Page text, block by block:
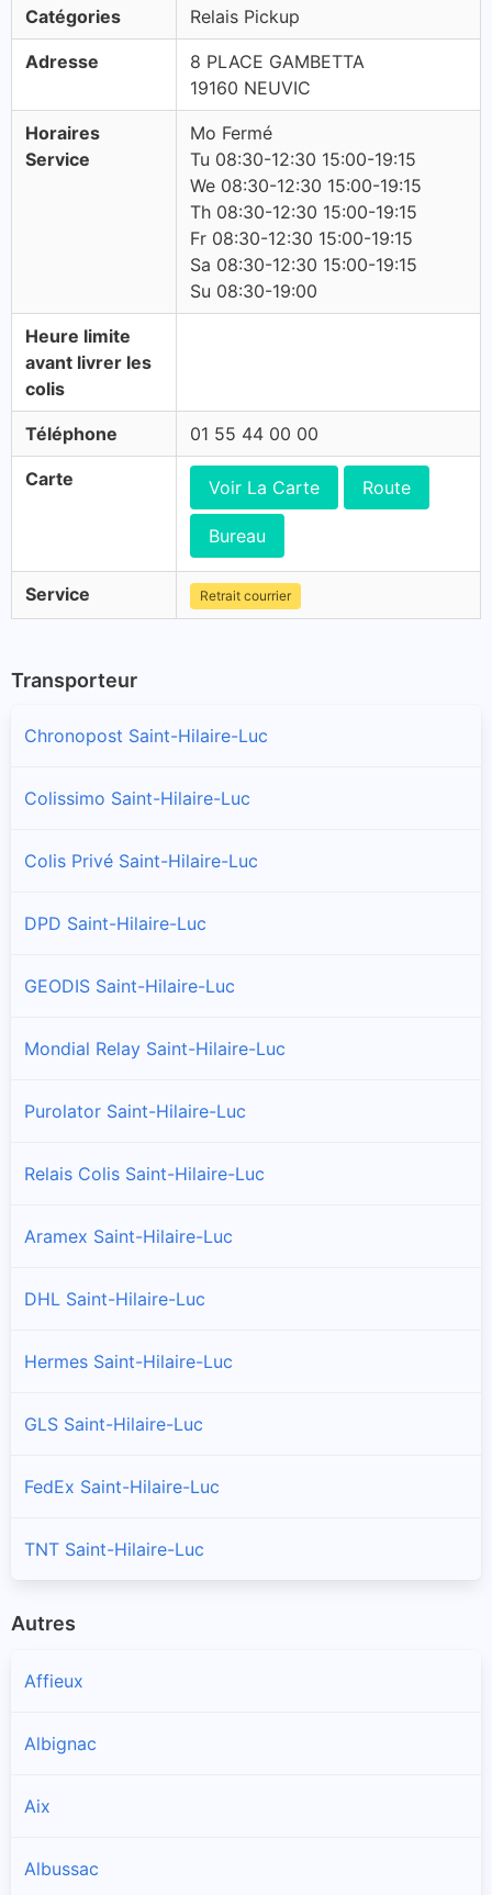
Catégories Relais Pickup
Adresse
8 PLACE GAMBETTA
19160 NEUVIC
Horaires
Service
Mo Fermé
Tu 08:30-12:30 15:00-19:15
We 08:30-12:30 15:00-19:15
Th 08:30-12:30 15:00-19:15
Fr 08:30-12:30 15:00-19:15
Sa 08:30-12:30 15:00-19:15
Su 08:30-19:00
Heure limite
avant livrer les
colis
Téléphone 01 55 44 00 00
Carte Voir La Carte Route
Bureau
Service Retrait courrier
Transporteur
Chronopost Saint-Hilaire-Luc
Colissimo Saint-Hilaire-Luc
Colis Privé Saint-Hilaire-Luc
DPD Saint-Hilaire-Luc
GEODIS Saint-Hilaire-Luc
Mondial Relay Saint-Hilaire-Luc
Purolator Saint-Hilaire-Luc
Relais Colis Saint-Hilaire-Luc
Aramex Saint-Hilaire-Luc
DHL Saint-Hilaire-Luc
Hermes Saint-Hilaire-Luc
GLS Saint-Hilaire-Luc
FedEx Saint-Hilaire-Luc
TNT Saint-Hilaire-Luc
Autres
Affieux
Albignac
Aix
Albussac